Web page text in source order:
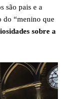
são pais e a
do “menino que
sobre a